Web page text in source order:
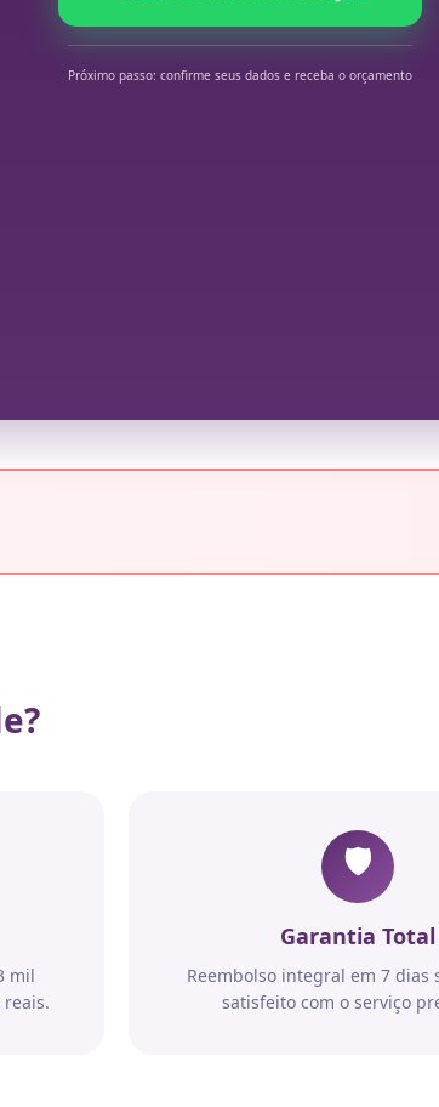
Próximo passo: confirme seus dados e receba o orçamento
mil
🛡️
Garantia Total
Reembolso integral em 7 dias
satisfeito com o serviço